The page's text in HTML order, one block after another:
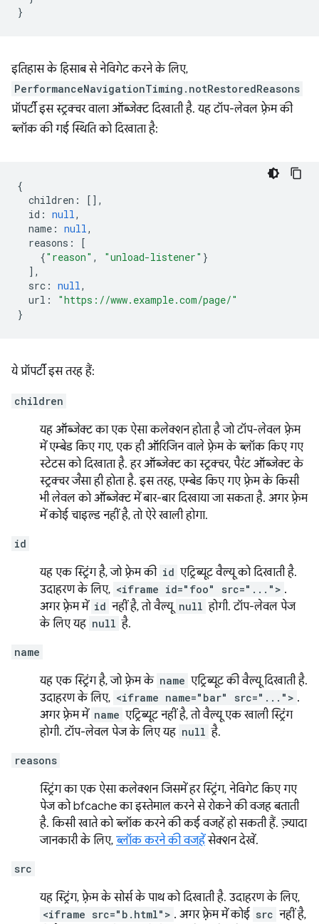
}
इतिहास के हिसाब से नेविगेट करने के लिए,
PerformanceNavigationTiming.notRestoredReasons
प्रॉपर्टी इस स्ट्रक्चर वाला ऑब्जेक्ट दिखाती है. यह टॉप-लेवल फ़्रेम की
ब्लॉक की गई स्थिति को दिखाता है:
{
children :
[],
id : null,
name : null,
reasons :
[
{"reason" , "unload-listener" }
],
src : null,
url :
"https://www.example.com/page/"
}
ये प्रॉपर्टी इस तरह हैं:
children
यह ऑब्जेक्ट का एक ऐसा कलेक्शन होता है जो टॉप-लेवल फ़्रेम
में एम्बेड किए गए, एक ही ऑरिजिन वाले फ़्रेम के ब्लॉक किए गए
स्टेटस को दिखाता है. हर ऑब्जेक्ट का स्ट्रक्चर, पैरंट ऑब्जेक्ट के
स्ट्रक्चर जैसा ही होता है. इस तरह, एम्बेड किए गए फ़्रेम के किसी
भी लेवल को ऑब्जेक्ट में बार-बार दिखाया जा सकता है. अगर फ़्रेम
में कोई चाइल्ड नहीं है, तो ऐरे खाली होगा.
id
यह एक स्ट्रिंग है, जो फ़्रेम की id एट्रिब्यूट वैल्यू को दिखाती है.
उदाहरण के लिए, <iframe id="foo" src="..."> .
अगर फ़्रेम में id नहीं है, तो वैल्यू null होगी. टॉप-लेवल पेज
के लिए यह null है.
name
यह एक स्ट्रिंग है, जो फ़्रेम के name एट्रिब्यूट की वैल्यू दिखाती है.
उदाहरण के लिए, <iframe name="bar" src="..."> .
अगर फ़्रेम में name एट्रिब्यूट नहीं है, तो वैल्यू एक खाली स्ट्रिंग
होगी. टॉप-लेवल पेज के लिए यह null है.
reasons
स्ट्रिंग का एक ऐसा कलेक्शन जिसमें हर स्ट्रिंग, नेविगेट किए गए
पेज को bfcache का इस्तेमाल करने से रोकने की वजह बताती
है. किसी खाते को ब्लॉक करने की कई वजहें हो सकती हैं. ज़्यादा
जानकारी के लिए, ब्लॉक करने की वजहेंसेक्शन देखें.
src
यह स्ट्रिंग, फ़्रेम के सोर्स के पाथ को दिखाती है. उदाहरण के लिए,
<iframe src="b.html"> . अगर फ़्रेम में कोई src नहीं है,